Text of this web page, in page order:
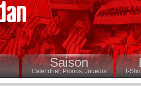
Saison
Calendrier,Pronos, Joueurs T-